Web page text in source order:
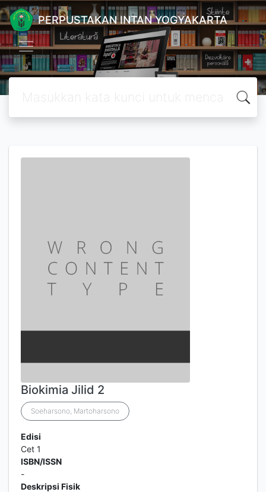
PERPUSTAKAN INTAN YOGYAKARTA
Biokimia Jilid 2
Soeharsono, Martoharsono
Edisi
Cet 1
ISBN/ISSN
-
Deskripsi Fisik